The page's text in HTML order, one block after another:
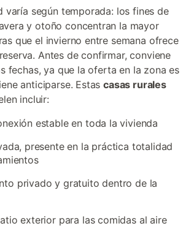
varía según temporada: los fines de
y otoño concentran la mayor
que el invierno entre semana ofrece
Antes de confirmar, conviene
fechas, ya que la oferta en la zona es
anticiparse. Estascasas rurales
incluir:
estable en toda la vivienda
presente en la práctica totalidad
privado y gratuito dentro de la
exterior para las comidas al aire